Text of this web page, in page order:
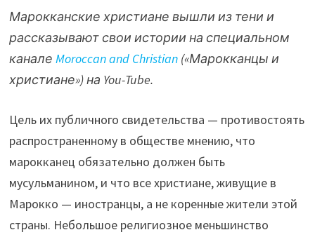
Марокканские христиане вышли из тени и
рассказывают свои истории на специальном
каналеMoroccan and Christian («Марокканцы и
христиане») на You-Tube.
Цель их публичного свидетельства — противостоять
распространенному в обществе мнению, что
марокканец обязательно должен быть
мусульманином, и что все христиане, живущие в
Марокко — иностранцы, а не коренные жители этой
страны. Небольшое религиозное меньшинство